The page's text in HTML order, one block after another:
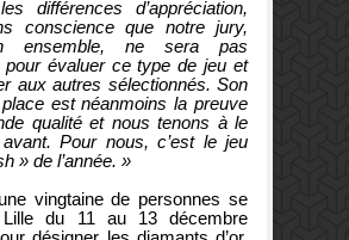
différences d’appréciation,
conscience que notre jury,
ensemble, ne sera pas
pour évaluer ce type de jeu et
aux autres sélectionnés. Son
est néanmoins la preuve
qualité et nous tenons à le
Pour nous, c’est le jeu
» de l’année. »
vingtaine de personnes se
du 11 au 13 décembre